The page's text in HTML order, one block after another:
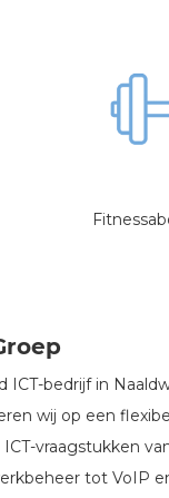
ICT-bedrijf in
wij op een
vraagstukken
tot VoIP